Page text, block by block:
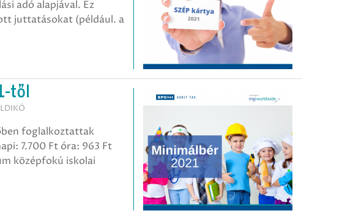
adó alapjával. Ez
juttatásokat (például. a
től
foglalkoztattak
7.700 Ft óra: 963 Ft
középfokú iskolai